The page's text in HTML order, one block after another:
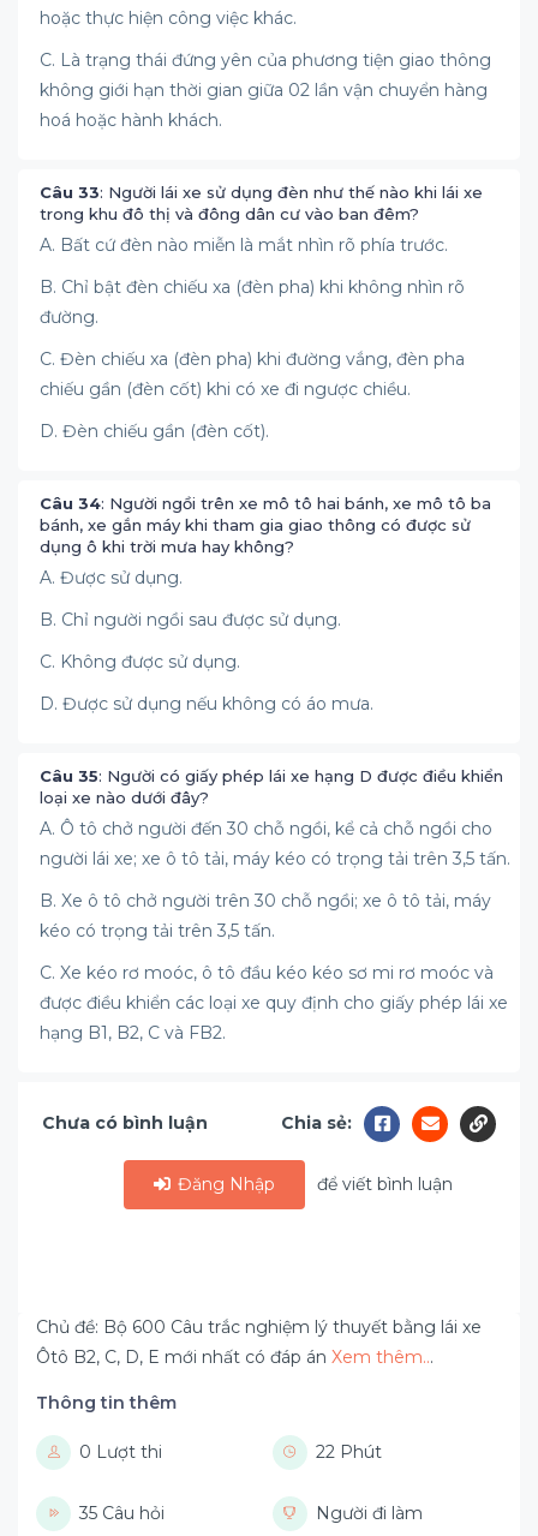
hoặc thực hiện công việc khác.
C. Là trạng thái đứng yên của phương tiện giao thông
không giới hạn thời gian giữa 02 lần vận chuyển hàng
hoá hoặc hành khách.
Câu 33: Người lái xe sử dụng đèn như thế nào khi lái xe
trong khu đô thị và đông dân cư vào ban đêm?
A. Bất cứ đèn nào miễn là mắt nhìn rõ phía trước.
B. Chỉ bật đèn chiếu xa (đèn pha) khi không nhìn rõ
đường.
C. Đèn chiếu xa (đèn pha) khi đường vắng, đèn pha
chiếu gần (đèn cốt) khi có xe đi ngược chiều.
D. Đèn chiếu gần (đèn cốt).
Câu 34: Người ngồi trên xe mô tô hai bánh, xe mô tô ba
bánh, xe gắn máy khi tham gia giao thông có được sử
dụng ô khi trời mưa hay không?
A. Được sử dụng.
B. Chỉ người ngồi sau được sử dụng.
C. Không được sử dụng.
D. Được sử dụng nếu không có áo mưa.
Câu 35: Người có giấy phép lái xe hạng D được điều khiển
loại xe nào dưới đây?
A. Ô tô chở người đến 30 chỗ ngồi, kể cả chỗ ngồi cho
người lái xe; xe ô tô tải, máy kéo có trọng tải trên 3,5 tấn.
B. Xe ô tô chở người trên 30 chỗ ngồi; xe ô tô tải, máy
kéo có trọng tải trên 3,5 tấn.
C. Xe kéo rơ moóc, ô tô đầu kéo kéo sơ mi rơ moóc và
được điều khiển các loại xe quy định cho giấy phép lái xe
hạng B1, B2, C và FB2.
Chưa có bình luận Chia sẻ:
Đăng Nhập để viết bình luận
Chủ đề: Bộ 600 Câu trắc nghiệm lý thuyết bằng lái xe
Ôtô B2, C, D, E mới nhất có đáp án Xem thêm...
Thông tin thêm
0 Lượt thi 22 Phút
35 Câu hỏi Người đi làm